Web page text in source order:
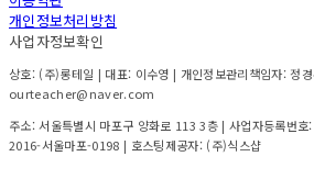
개인정보처리방침
사업자정보확인
상호: (주)롱테일 | 대표: 이수영 | 개인정보관리책임자: 정
ourteacher@naver.com
주소: 서울특별시 마포구 양화로 113 3층 | 사업자등록번호:
2016-서울마포-0198 | 호스팅제공자: (주)식스샵